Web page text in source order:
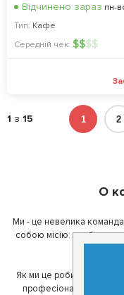
Відчинено зараз пн-
Тип: Кафе
Середній чек: $$$$
1 з 15 1 2
О
Ми - це невелика команда
собою місію: зробити
Як ми це робимо? Для
професіоналів -